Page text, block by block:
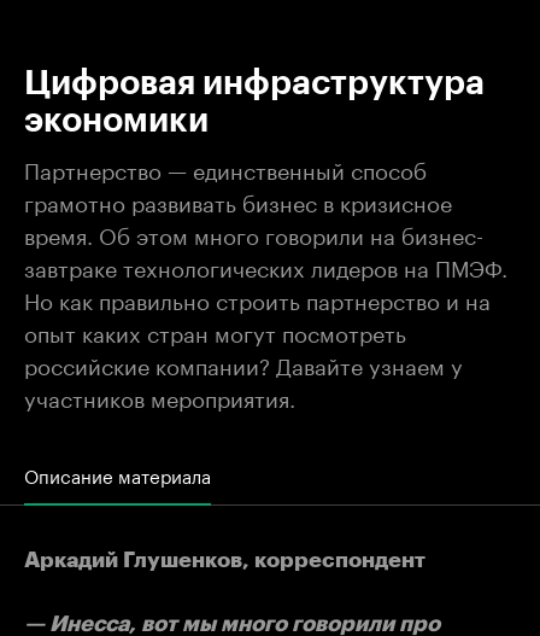
Цифровая инфраструктура
экономики
Партнерство — единственный способ
грамотно развивать бизнес в кризисное
время. Об этом много говорили на бизнес-
завтраке технологических лидеров на ПМЭФ.
Но как правильно строить партнерство и на
опыт каких стран могут посмотреть
российские компании? Давайте узнаем у
участников мероприятия.
Описание материала
Аркадий Глушенков, корреспондент
— Инесса, вот мы много говорили про